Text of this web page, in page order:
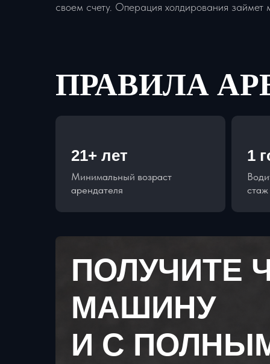
своем счету. Операция холдирования займет
ПРАВИЛА
21+ лет
Минимальный возраст
арендателя
1
стаж
ПОЛУЧИТЕ
МАШИНУ
И С